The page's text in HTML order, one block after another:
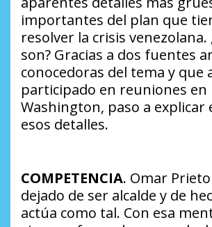
importantes del plan que
resolver la crisis venezolana.
son? Gracias a dos fuentes
conocedoras del tema y que
participado en reuniones en
Washington, paso a explicar
esos detalles.
COMPETENCIA. Omar
dejado de ser alcalde y de
actúa como tal. Con esa